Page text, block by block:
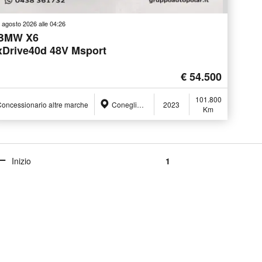
agosto 2026 alle 04:26
X6
48V Msport
€ 54.500
altre marche Conegliano (TV) 2023
101.800
Km
Inizio 1